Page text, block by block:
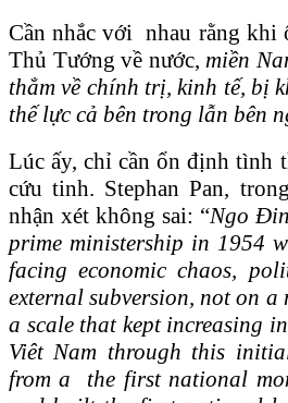
Cần nhắc với nhau rằng khi
Thủ Tướng về nước, miền
thẳm về chính trị, kinh tế, bị
thế lực cả bên trong lẫn bên
Lúc ấy, chỉ cần ổn định tình
cứu tinh. Stephan Pan, trong
nhận xét không sai: “Ngo
prime ministership in 1954
facing economic chaos,
external subversion, not on a
a scale that kept increasing
Viêt Nam through this
from a the first national